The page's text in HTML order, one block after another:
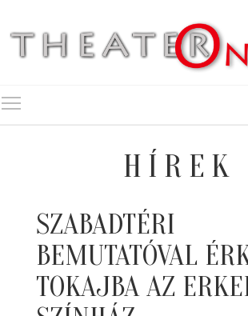
HÍREK
SZABADTÉRI
BEMUTATÓVAL
TOKAJBA AZ